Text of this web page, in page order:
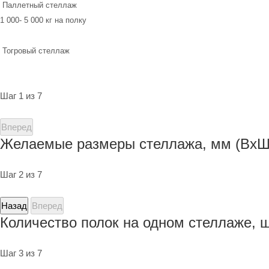
Паллетный стеллаж
1 000- 5 000 кг на полку
Тогровый стеллаж
Шаг 1 из 7
Вперед
Желаемые размеры стеллажа, мм
Шаг 2 из 7
Назад Вперед
Количество полок на одном стеллаже,
Шаг 3 из 7